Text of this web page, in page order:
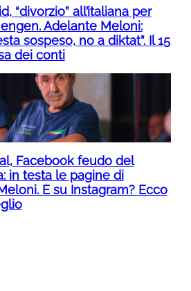
“divorzio” all’italiana per
Adelante Meloni:
sospeso, no a diktat”. Il 15
dei conti
Facebook feudo del
in testa le pagine di
E su Instagram? Ecco